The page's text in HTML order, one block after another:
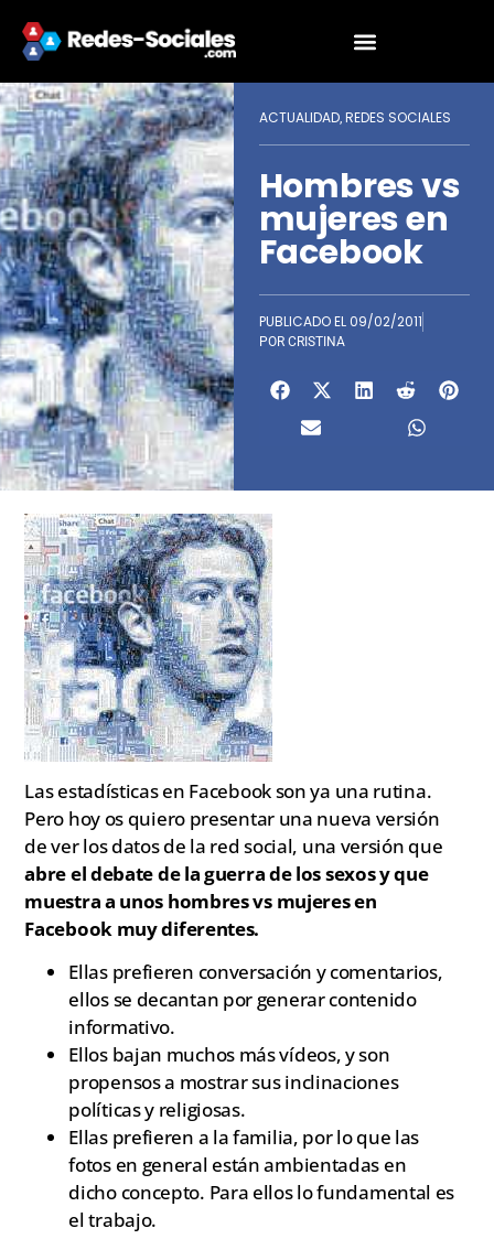
ACTUALIDAD, REDES SOCIALES
Hombres vs
mujeres en
Facebook
PUBLICADO EL 09/02/2011
POR CRISTINA
Las estadísticas en Facebook son ya una rutina.
Pero hoy os quiero presentar una nueva versión
de ver los datos de la red social, una versión que
abre el debate de la guerra de los sexos y que
muestra a unos hombres vs mujeres en
Facebook muy diferentes.
Ellas prefieren conversación y comentarios,
ellos se decantan por generar contenido
informativo.
Ellos bajan muchos más vídeos, y son
propensos a mostrar sus inclinaciones
políticas y religiosas.
Ellas prefieren a la familia, por lo que las
fotos en general están ambientadas en
dicho concepto. Para ellos lo fundamental es
el trabajo.